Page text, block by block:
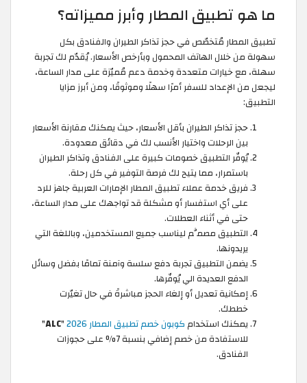
ما هو تطبيق المطار وأبرز مميزاته؟
تطبيق المطار مُتخصّص في حجز تذاكر الطيران والفنادق بكل
سهولة من خلال الهاتف المحمول وبأرخص الأسعار. يُقدّم لك تجربة
سهلة، مع خيارات متعددة وخدمة دعم مُميّزة على مدار الساعة،
ليجعل من الإعداد للسفر أمرًا سهلًا وموثوقًا، ومن أبرز مزايا
التطبيق:
حجز تذاكر الطيران بأقل الأسعار، حيث يمكنك مقارنة الأسعار
بين الرحلات واختيار الأنسب لك في دقائق معدودة.
يُوفّر التطبيق خصومات كبيرة على الفنادق وتذاكر الطيران
باستمرار، مما يتيح لك فرصة التوفير في كل رحلة.
فريق خدمة عملاء تطبيق المطار الإمارات العربية جاهز للرد
على أي استفسار أو مشكلة قد تواجهك على مدار الساعة،
حتى في أثناء العطلات.
التطبيق مصمَّم ليناسب جميع المستخدمين، وباللغة التي
يريدونها.
يضمن التطبيق تجربة دفع سلسة وآمنة تمامًا بفضل وسائل
الدفع العديدة الي يُوفّرها.
إمكانية تعديل أو إلغاء الحجز مباشرةً في حال تغيّرت
خططك.
يمكنك استخدام كوبون خصم تطبيق المطار 2026 "
ALC
"
للاستفادة من خصم إضافي بنسبة 7% على حجوزات
الفنادق.